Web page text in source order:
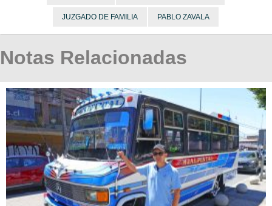
JUZGADO DE FAMILIA PABLO ZAVALA
Notas Relacionadas